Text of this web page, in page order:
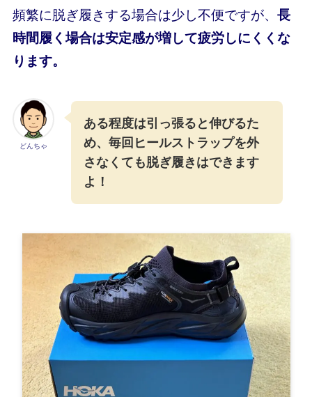
頻繁に脱ぎ履きする場合は少し不便ですが、 長
時間履く場合は安定感が増して疲労しにくくな
ります。
どんちゃ
ある程度は引っ張ると伸びるた
め、毎回ヒールストラップを外
さなくても脱ぎ履きはできます
よ！